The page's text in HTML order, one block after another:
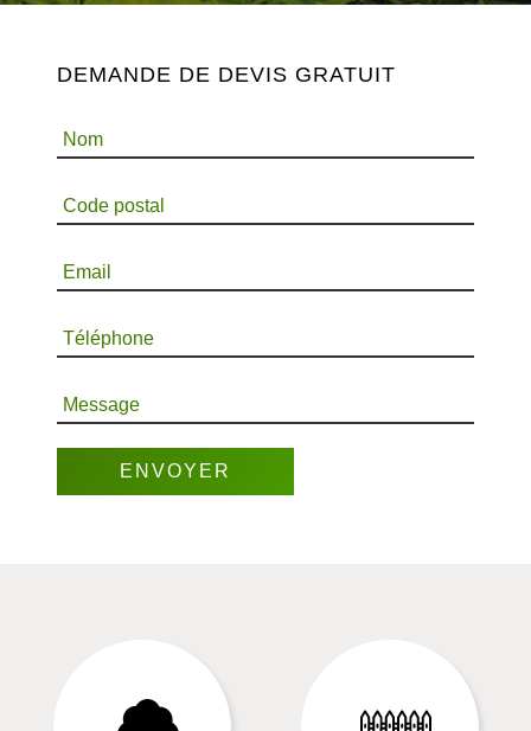
DEMANDE DE DEVIS GRATUIT
Nom
Code postal
Email
Téléphone
Message